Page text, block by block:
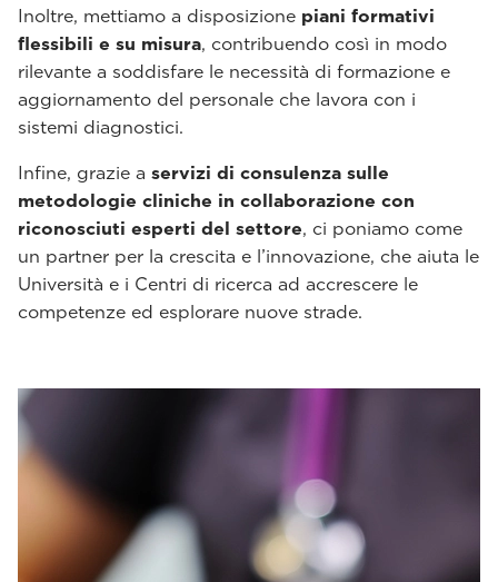
Inoltre, mettiamo a disposizione piani formativi
flessibili e su misura, contribuendo così in modo
rilevante a soddisfare le necessità di formazione e
aggiornamento del personale che lavora con i
sistemi diagnostici.
Infine, grazie a servizi di consulenza sulle
metodologie cliniche in collaborazione con
riconosciuti esperti del settore, ci poniamo come
un partner per la crescita e l’innovazione, che aiuta le
Università e i Centri di ricerca ad accrescere le
competenze ed esplorare nuove strade.